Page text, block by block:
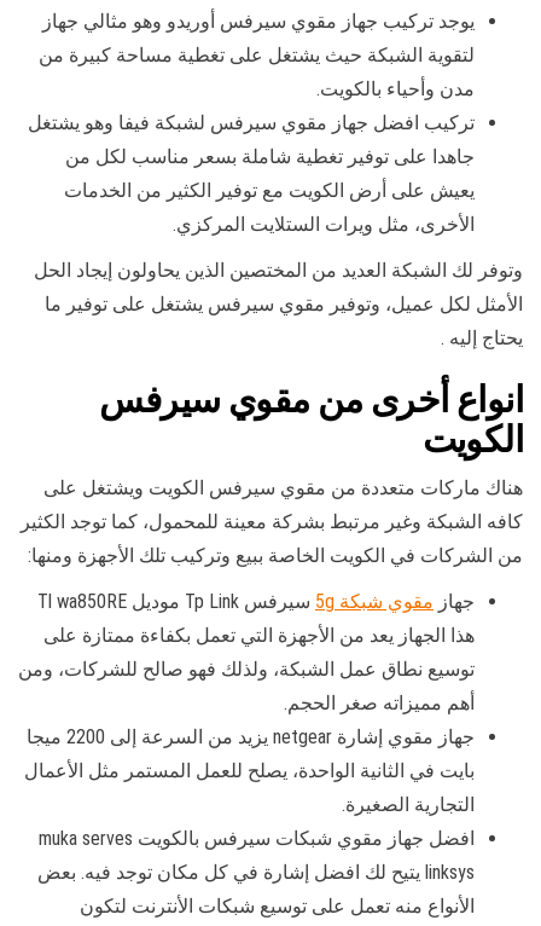
يوجد تركيب جهاز مقوي سيرفس أوريدو وهو مثالي جهاز
لتقوية الشبكة حيث يشتغل على تغطية مساحة كبيرة من
مدن وأحياء بالكويت.
تركيب افضل جهاز مقوي سيرفس لشبكة فيفا وهو يشتغل
جاهدا على توفير تغطية شاملة بسعر مناسب لكل من
يعيش على أرض الكويت مع توفير الكثير من الخدمات
الأخرى، مثل ويرات الستلايت المركزي.
وتوفر لك الشبكة العديد من المختصين الذين يحاولون إيجاد الحل
الأمثل لكل عميل، وتوفير مقوي سيرفس يشتغل على توفير ما
يحتاج إليه .
انواع أخرى من مقوي سيرفس
الكويت
هناك ماركات متعددة من مقوي سيرفس الكويت ويشتغل على
كافه الشبكة وغير مرتبط بشركة معينة للمحمول، كما توجد الكثير
من الشركات في الكويت الخاصة ببيع وتركيب تلك الأجهزة ومنها:
جهاز مقوي شبكة 5g
سيرفس Tp Link موديل Tl wa850RE
هذا الجهاز يعد من الأجهزة التي تعمل بكفاءة ممتازة على
توسيع نطاق عمل الشبكة، ولذلك فهو صالح للشركات، ومن
أهم مميزاته صغر الحجم.
جهاز مقوي إشارة netgear يزيد من السرعة إلى 2200 ميجا
بايت في الثانية الواحدة، يصلح للعمل المستمر مثل الأعمال
التجارية الصغيرة.
افضل جهاز مقوي شبكات سيرفس بالكويت muka serves
linksys يتيح لك افضل إشارة في كل مكان توجد فيه. بعض
الأنواع منه تعمل على توسيع شبكات الأنترنت لتكون